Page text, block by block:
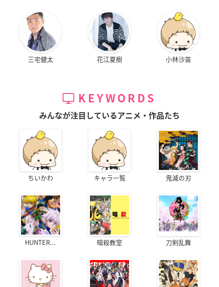
三宅健太 花江夏樹 小林沙苗
KEYWORDS
みんなが注目しているアニメ・作品たち
ちいかわ キャラ一覧 鬼滅の刃
HUNTER... 暗殺教室 刀剣乱舞